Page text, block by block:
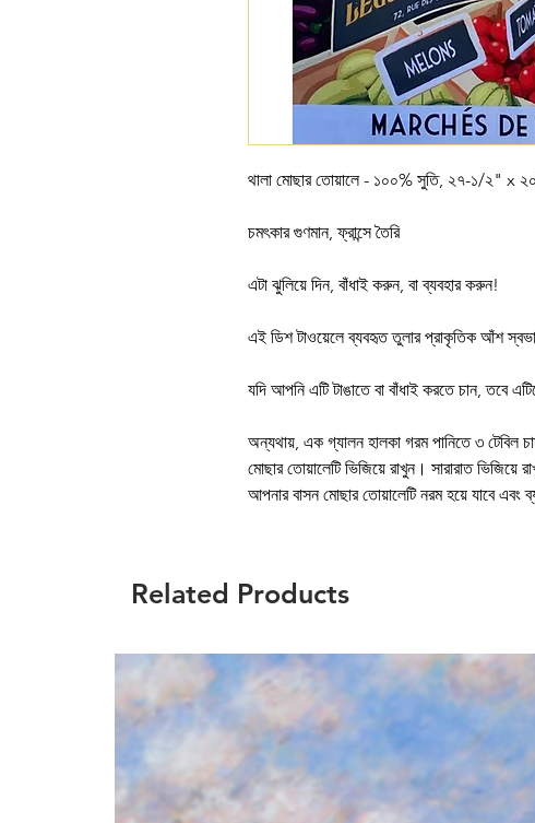
থালা মোছার তোয়ালে - ১০০% সুতি, ২৭-১/২" x
চমৎকার গুণমান, ফ্রান্সে তৈরি
এটা ঝুলিয়ে দিন, বাঁধাই করুন, বা ব্যবহার করুন!
এই ডিশ টাওয়েলে ব্যবহৃত তুলার প্রাকৃতিক আঁশ
যদি আপনি এটি টাঙাতে বা বাঁধাই করতে চান, তবে
অন্যথায়, এক গ্যালন হালকা গরম পানিতে ৩ টেবিল
মোছার তোয়ালেটি ভিজিয়ে রাখুন। সারারাত ভিজিয়ে
আপনার বাসন মোছার তোয়ালেটি নরম হয়ে যাবে এবং
Related Products